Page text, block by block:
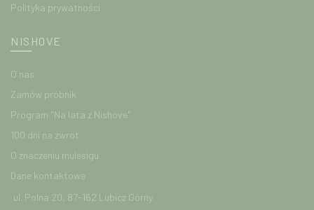
Polityka prywatności
NISHOVE
O nas
Zamów próbnik
Program "Na lata z Nishove"
100 dni na zwrot
O znaczeniu mulesigu
Dane kontaktowe
ul. Polna 20, 87-162 Lubicz Górny